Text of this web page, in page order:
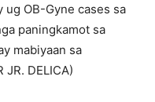
ug OB-Gyne cases sa
paningkamot sa
mabiyaan sa
JR. DELICA)